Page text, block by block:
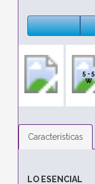
5 - 5
W
Características
LO ESENCIAL